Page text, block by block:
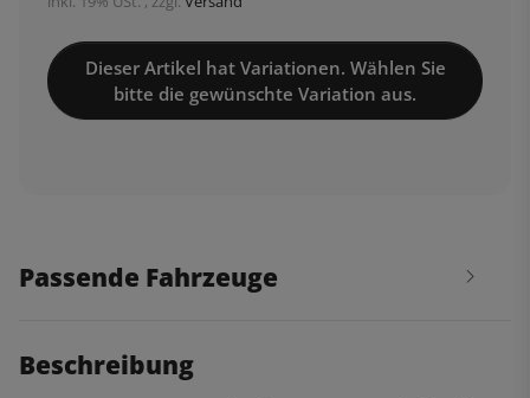
Dieser Artikel hat Variationen. Wählen Sie
bitte die gewünschte Variation aus.
Passende Fahrzeuge
Beschreibung